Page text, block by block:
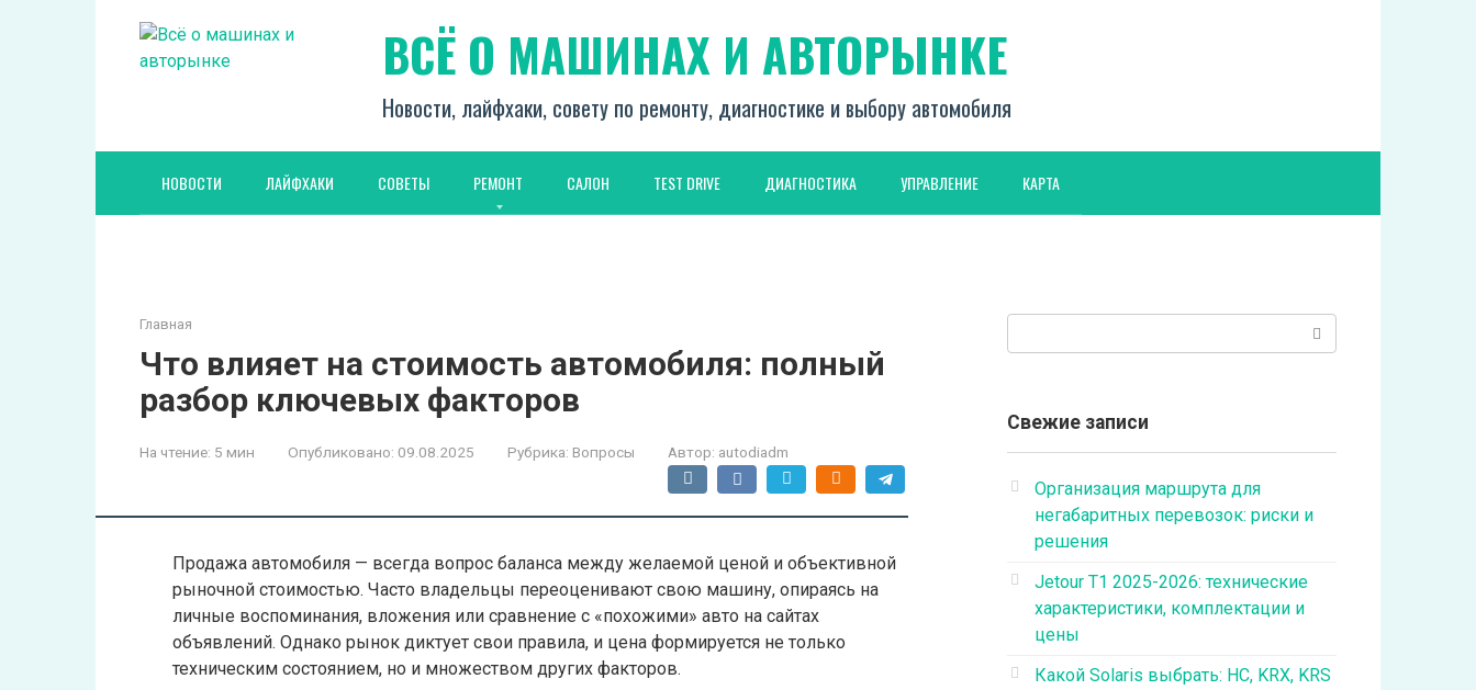
ВСЁ О МАШИНАХ И АВТОРЫНКЕ
Новости, лайфхаки, совету по ремонту, диагностике и выбору автомобиля
НОВОСТИ ЛАЙФХАКИ СОВЕТЫ РЕМОНТ САЛОН TEST DRIVE ДИАГНОСТИКА УПРАВЛЕНИЕ КАРТА
Главная
Что влияет на стоимость автомобиля: полный
разбор ключевых факторов
На чтение: 5 мин Опубликовано: 09.08.2025 Рубрика: Вопросы Автор: autodiadm
Продажа автомобиля — всегда вопрос баланса между желаемой ценой и объективной
рыночной стоимостью. Часто владельцы переоценивают свою машину, опираясь на
личные воспоминания, вложения или сравнение с «похожими» авто на сайтах
объявлений. Однако рынок диктует свои правила, и цена формируется не только
техническим состоянием, но и множеством других факторов.
Свежие записи
Организация маршрута для
негабаритных перевозок: риски и
решения
Jetour T1 2025-2026: технические
характеристики, комплектации и
цены
Какой Solaris выбрать: HC, KRX, KRS